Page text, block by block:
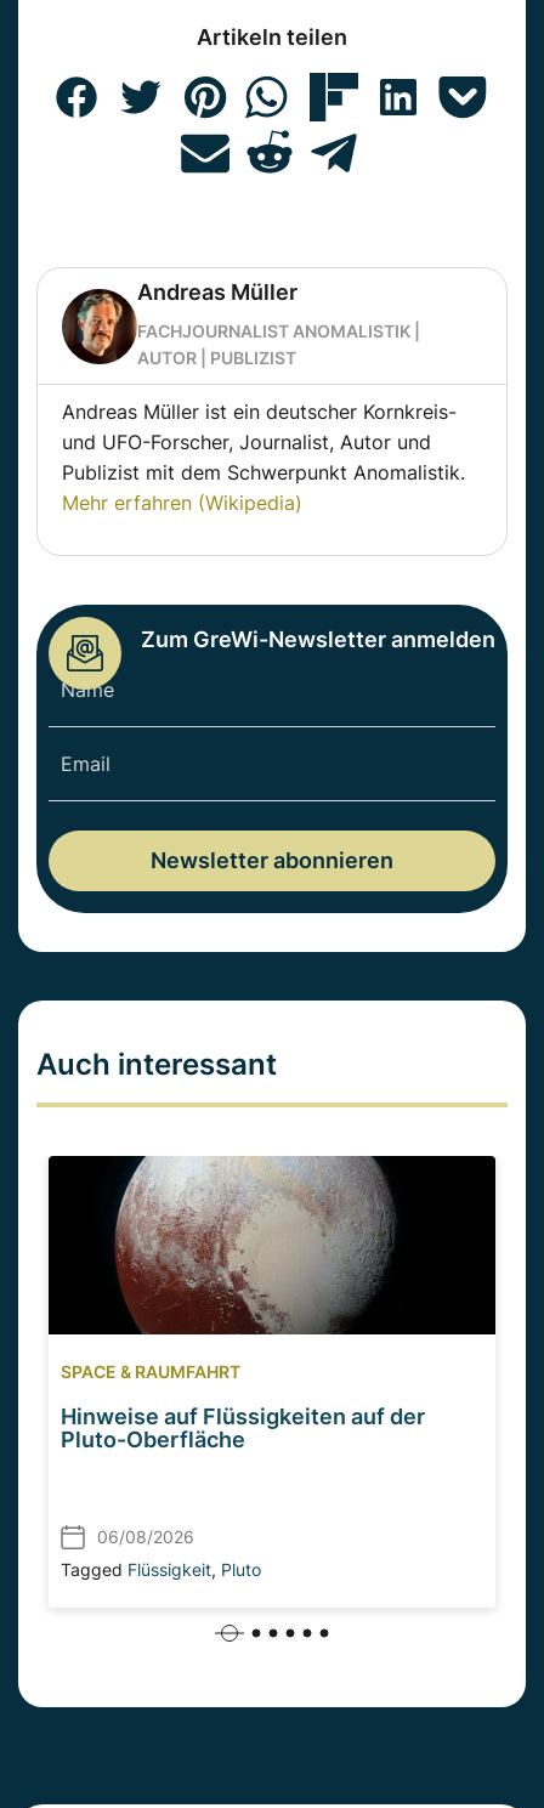
Artikeln teilen
Andreas Müller
FACHJOURNALIST ANOMALISTIK |
AUTOR | PUBLIZIST
Andreas Müller ist ein deutscher Kornkreis-
und UFO-Forscher, Journalist, Autor und
Publizist mit dem Schwerpunkt Anomalistik.
Mehr erfahren (Wikipedia)
Zum GreWi-Newsletter anmelden
Auch interessant
SPACE & RAUMFAHRT
Hinweise auf Flüssigkeiten auf der
Pluto-Oberfläche
06/08/2026
Tagged Flüssigkeit, Pluto